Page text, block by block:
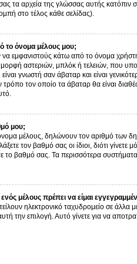
τα αρχεία της γλώσσας αυτής κατόπιν
στο τέλος κάθε σελίδας).
όνομα μέλους μου;
εμφανιστούς κάτω από το όνομα χρήστη
αστεριών, μπλόκ ή τελειών, που
γνωστή σαν άβαταρ και είναι
τρόπο τον οποίο τα άβαταρ θα είναι
μου;
μέλους, δηλώνουν τον αριθμό των
τον βαθμό σας οι ίδιοι, διότι
το βαθμό σας. Τα περισσότερα συστήματα
μέλους πρέπει να είμαι
ηλεκτρονικό ταχυδρομείο σε
αυτή την επιλογή. Αυτό γίνετε για να